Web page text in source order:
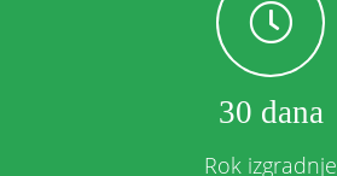
30 dana
Rok izgradnje